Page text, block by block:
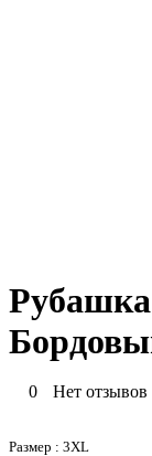
0 Нет отзывов
Размер : 3XL